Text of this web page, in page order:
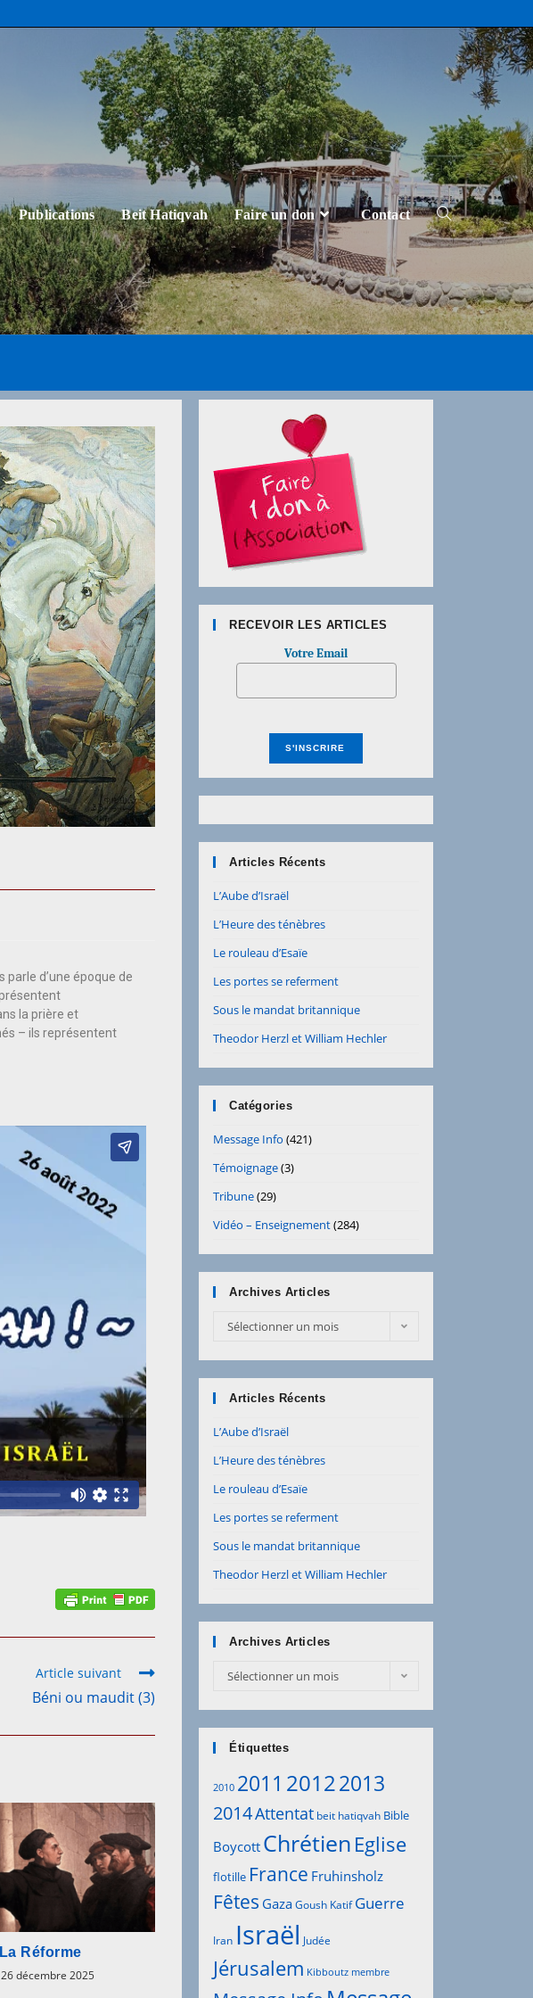
Publications Beit Hatiqvah Faire un don Contact
parle d’une époque de
la prière et
– ils représentent
Article suivant
Béni ou maudit (3)
La Réforme
26 décembre 2025
RECEVOIR LES ARTICLES
Votre Email
Articles Récents
L’Aube d’Israël
L’Heure des ténèbres
Le rouleau d’Esaïe
Les portes se referment
Sous le mandat britannique
Theodor Herzl et William Hechler
Catégories
Message Info (421)
Témoignage(3)
Tribune(29)
Vidéo – Enseignement(284)
Archives Articles
Sélectionner un mois
Articles Récents
L’Aube d’Israël
L’Heure des ténèbres
Le rouleau d’Esaïe
Les portes se referment
Sous le mandat britannique
Theodor Herzl et William Hechler
Archives Articles
Sélectionner un mois
Étiquettes
2010 2011 20122013
2014Attentat beit hatiqvah Bible
Boycott Chrétien Eglise
flotille France Fruhinsholz
Fêtes GazaGoush Katif Guerre
Iran Israël Judée
Jérusalem Kibboutz membre